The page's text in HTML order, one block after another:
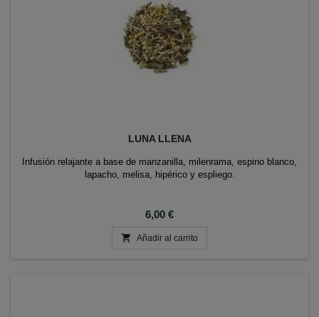
LUNA LLENA
Infusión relajante a base de manzanilla, milenrama, espino blanco,
lapacho, melisa, hipérico y espliego.
Precio
6,00 €
 Añadir al carrito